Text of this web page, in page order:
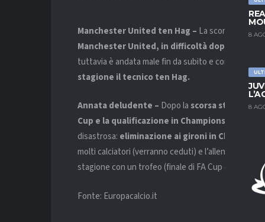
8
8
Manchester United ten Hag – La scorsa
Manchester United, in difficoltà dopo l’addio
tuttavia è andata male fin da subito e come riporta
stagione il tecnico ten Hag.
Annata deludente – Dopo la scorsa stagione
Cup e la qualificazione in Champions League
disastrosa: eliminazione ai gironi in
molti calciatori (verranno ceduti) e l’allenatore
stagione con un trofeo (finale di FA Cup contro il
Fonte: Europacalcio.it